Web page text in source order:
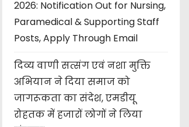
2026: Notification Out for Nursing,
Paramedical & Supporting Staff
Posts, Apply Through Email
दिव्य वाणी सत्संग एवं नशा मुक्ति
अभियान ने दिया समाज को
जागरूकता का संदेश, एमडीयू
रोहतक में हजारों लोगों ने लिया